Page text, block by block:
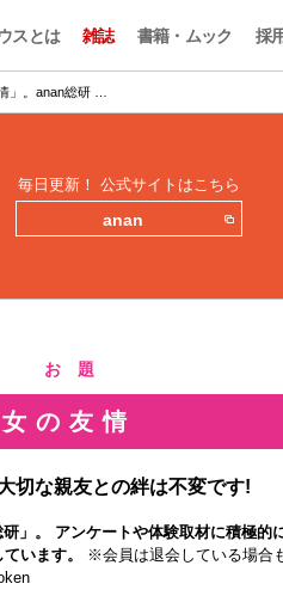
スとは 雑誌 書籍・ムック 採
」。anan総研 …
毎日更新！ 公式サイトはこちら
anan
お 題
女の友情
切な親友との絆は不変です!
」。 アンケートや体験取材に積極的
います。
※会員は退会している場合